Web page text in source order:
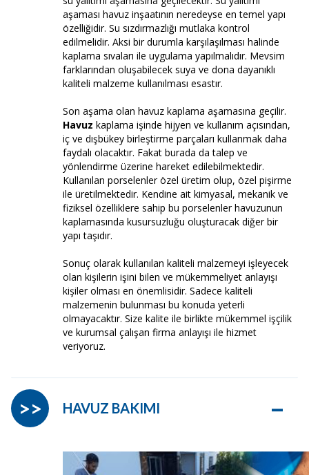
aşaması havuz inşaatının neredeyse en temel yapı
özelliğidir. Su sızdırmazlığı mutlaka kontrol
edilmelidir. Aksi bir durumla karşılaşılması halinde
kaplama sıvaları ile uygulama yapılmalıdır. Mevsim
farklarından oluşabilecek suya ve dona dayanıklı
kaliteli malzeme kullanılması esastır.
Son aşama olan havuz kaplama aşamasına geçilir.
Havuz kaplama işinde hijyen ve kullanım açısından,
iç ve dışbükey birleştirme parçaları kullanmak daha
faydalı olacaktır. Fakat burada da talep ve
yönlendirme üzerine hareket edilebilmektedir.
Kullanılan porselenler özel üretim olup, özel pişirme
ile üretilmektedir. Kendine ait kimyasal, mekanik ve
fiziksel özelliklere sahip bu porselenler havuzunun
kaplamasında kusursuzluğu oluşturacak diğer bir
yapı taşıdır.
Sonuç olarak kullanılan kaliteli malzemeyi işleyecek
olan kişilerin işini bilen ve mükemmeliyet anlayışı
kişiler olması en önemlisidir. Sadece kaliteli
malzemenin bulunması bu konuda yeterli
olmayacaktır. Size kalite ile birlikte mükemmel işçilik
ve kurumsal çalışan firma anlayışı ile hizmet
veriyoruz.
HAVUZ BAKIMI –
>>